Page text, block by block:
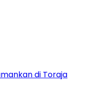
di Toraja